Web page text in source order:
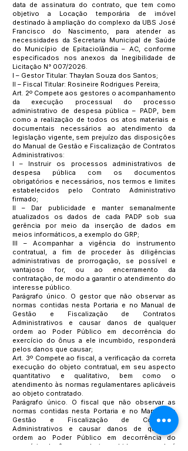
data de assinatura do contrato, que tem como
objetivo a Locação temporária de imóvel
destinado à ampliação do complexo da UBS José
Francisco do Nascimento, para atender as
necessidades da Secretaria Municipal de Saúde
do Município de Epitaciolândia – AC, conforme
especificados nos anexos da Inegibilidade de
Licitação N° 007/2026.
I – Gestor Titular: Thaylan Souza dos Santos;
II – Fiscal Titular: Rosineire Rodrigues Pereira;
Art. 2º Compete aos gestores o acompanhamento
da execução processual do processo
administrativo de despesa pública – PADP, bem
como a realização de todos os atos materiais e
documentais necessários ao atendimento da
legislação vigente, sem prejuízo das disposições
do Manual de Gestão e Fiscalização de Contratos
Administrativos:
I – Instruir os processos administrativos de
despesa pública com os documentos
obrigatórios e necessários, nos termos e limites
estabelecidos pelo Contrato Administrativo
firmado;
II – Dar publicidade e manter semanalmente
atualizados os dados de cada PADP sob sua
gerência por meio da inserção de dados em
meios informáticos, a exemplo do GRP;
III – Acompanhar a vigência do instrumento
contratual, a fim de proceder às diligências
administrativas de prorrogação, se possível e
vantajoso for, ou ao encerramento da
contratação, de modo a garantir o atendimento do
interesse público.
Parágrafo único. O gestor que não observar as
normas contidas nesta Portaria e no Manual de
Gestão e Fiscalização de Contratos
Administrativos e causar danos de qualquer
ordem ao Poder Público em decorrência do
exercício do ônus a ele incumbido, responderá
pelos danos que causar;
Art. 3º Compete ao fiscal, a verificação da correta
execução do objeto contratual, em seu aspecto
quantitativo e qualitativo, bem como o
atendimento às normas regulamentares aplicáveis
ao objeto contratado.
Parágrafo único. O fiscal que não observar as
normas contidas nesta Portaria e no Manual de
Gestão e Fiscalização de Contratos
Administrativos e causar danos de qualquer
ordem ao Poder Público em decorrência do
exercício do ônus a ele incumbido, responderá